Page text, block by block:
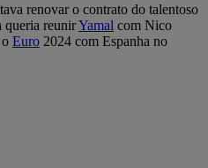
renovar o contrato do talentoso
queria reunirYamal com Nico
Euro 2024 com Espanha no